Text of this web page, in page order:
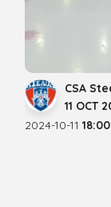
CSA
11 OCT
2024-10-11 18:00